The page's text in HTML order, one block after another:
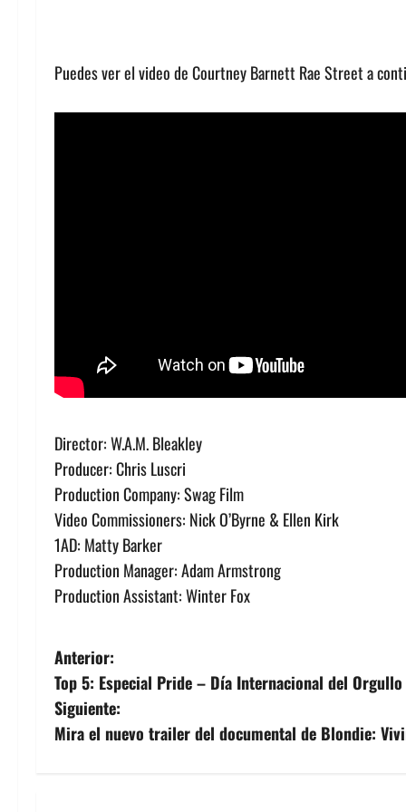
Puedes ver el video de Courtney Barnett Rae Street a
Director: W.A.M. Bleakley
Producer: Chris Luscri
Production Company: Swag Film
Video Commissioners: Nick O’Byrne & Ellen Kirk
1AD: Matty Barker
Production Manager: Adam Armstrong
Production Assistant: Winter Fox
N
a
v
Anterior:
Top 5: Especial Pride – Día Internacional del Orgullo
Siguiente:
Mira el nuevo trailer del documental de Blondie: